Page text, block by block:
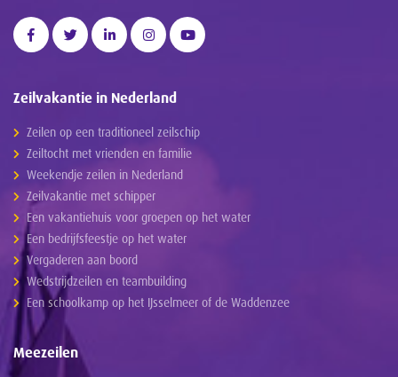
Zeilvakantie in Nederland
Zeilen op een traditioneel zeilschip
Zeiltocht met vrienden en familie
Weekendje zeilen in Nederland
Zeilvakantie met schipper
Een vakantiehuis voor groepen op het water
Een bedrijfsfeestje op het water
Vergaderen aan boord
Wedstrijdzeilen en teambuilding
Een schoolkamp op het IJsselmeer of de Waddenzee
Meezeilen